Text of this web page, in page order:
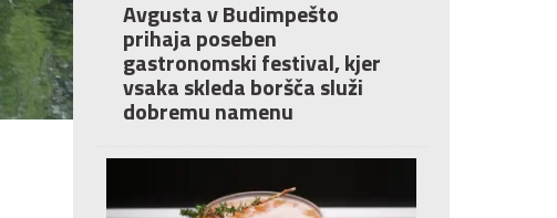
Avgusta v Budimpešto
prihaja poseben
gastronomski festival, kjer
vsaka skleda boršča služi
dobremu namenu